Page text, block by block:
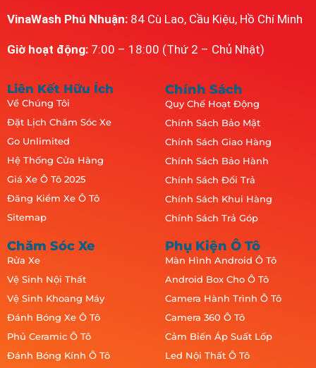
VinaWash Phú Nhuận: 84 Cù Lao, Cầu Kiệu, Hồ Chí Minh
Giờ hoạt động: 7:00 – 18:00 (Thứ 2 – Chủ Nhật)
Liên Kết Hữu Ích
Về Chúng Tôi
Đặt Lịch Chăm Sóc Xe
Go Unlimited
Hệ Thống Cửa Hàng
Giá Xe Ô Tô 2025
Đăng Kiểm Xe Ô Tô
Sitemap
Chính Sách
Quy Chế Hoạt Động
Chính Sách Bảo Mật
Chính Sách Giao Hàng
Chính Sách Bảo Hành
Chính Sách Đổi Trả
Chính Sách Khui Hàng
Chính Sách Trả Góp
Chăm Sóc Xe
Rửa Xe
Vệ Sinh Nội Thất
Vệ Sinh Khoang Máy
Đánh Bóng Xe Ô Tô
Phủ Ceramic Ô Tô
Đánh Bóng Kính Ô Tô
Phụ Kiện Ô Tô
Màn Hình Android Ô Tô
Android Box Cho Ô Tô
Camera Hành Trình Ô Tô
Camera 360 Ô Tô
Cảm Biến Áp Suất Lốp
Led Nội Thất Ô Tô